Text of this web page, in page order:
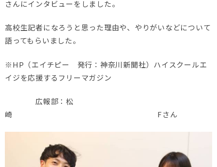
さんにインタビューをしました。
高校生記者になろうと思った理由や、やりがいなどについて
語ってもらいました。
※HP（エイチピー 発行：神奈川新聞社）ハイスクールエ
イジを応援するフリーマガジン
広報部：松
崎 Fさん